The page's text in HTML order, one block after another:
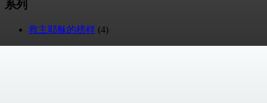
系列
救主耶稣的榜样 (4)